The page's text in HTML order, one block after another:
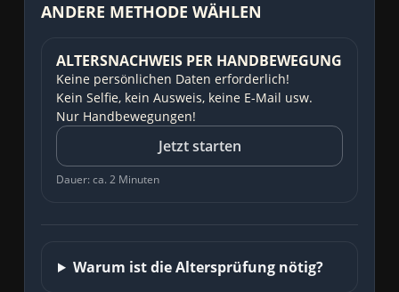
ANDERE METHODE WÄHLEN
ALTERSNACHWEIS PER HANDBEWEGUNG
Keine persönlichen Daten erforderlich!
Kein Selfie, kein Ausweis, keine E-Mail usw.
Nur Handbewegungen!
Jetzt starten
Dauer: ca. 2 Minuten
Warum ist die Altersprüfung nötig?